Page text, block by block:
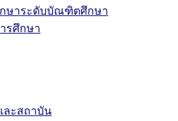
กษาระดับบัณฑิตศึกษา
รศึกษา
ละสถาบัน